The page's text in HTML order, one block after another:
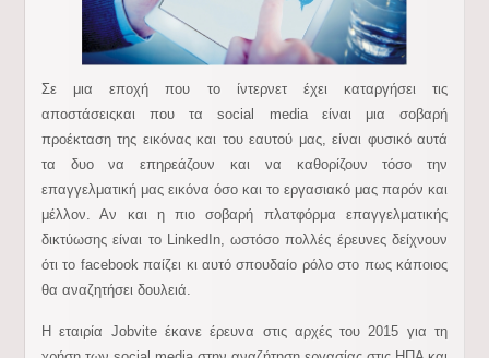
Σε μια εποχή που το ίντερνετ έχει καταργήσει τις
αποστάσειςκαι που τα social media είναι μια σοβαρή
προέκταση της εικόνας και του εαυτού μας, είναι φυσικό αυτά
τα δυο να επηρεάζουν και να καθορίζουν τόσο την
επαγγελματική μας εικόνα όσο και το εργασιακό μας παρόν και
μέλλον. Αν και η πιο σοβαρή πλατφόρμα επαγγελματικής
δικτύωσης είναι το LinkedIn, ωστόσο πολλές έρευνες δείχνουν
ότι το facebook παίζει κι αυτό σπουδαίο ρόλο στο πως κάποιος
θα αναζητήσει δουλειά.
Η εταιρία Jobvite έκανε έρευνα στις αρχές του 2015 για τη